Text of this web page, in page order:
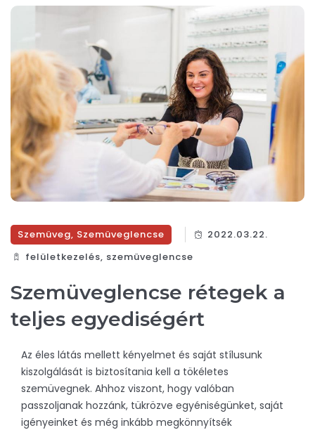
Szemüveg, Szemüveglencse
2022.03.22.
felületkezelés, szemüveglencse
Szemüveglencse rétegek a
teljes egyediségért
Az éles látás mellett kényelmet és saját stílusunk
kiszolgálását is biztosítania kell a tökéletes
szemüvegnek. Ahhoz viszont, hogy valóban
passzoljanak hozzánk, tükrözve egyéniségünket, saját
igényeinket és még inkább megkönnyítsék